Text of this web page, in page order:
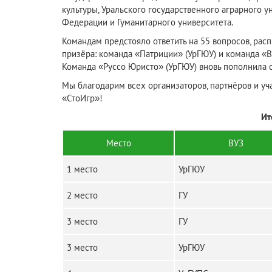
культуры, Уральского государственного
Федерации и Гуманитарного университета.
Командам предстояло ответить на 55 вопросов,
призёра: команда «Патриции» (УрГЮУ) и команда
Команда «Руссо Юристо» (УрГЮУ) вновь
Мы благодарим всех организаторов, партнёров и
«СтоИгр»!
Место ВУЗ
1 место УрГЮУ
2 место ГУ
3 место ГУ
3 место УрГЮУ